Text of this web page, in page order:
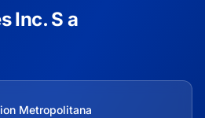
Inc. S a
Metropolitana